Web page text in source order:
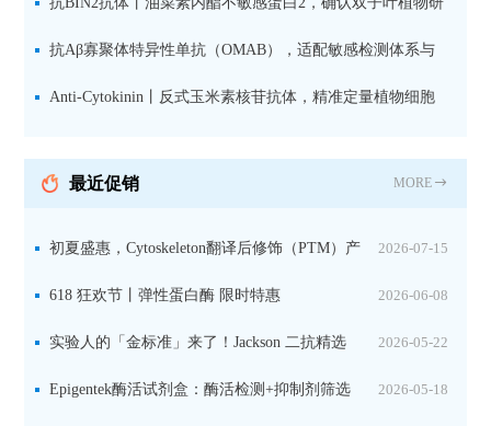
究数据特异性
抗Aβ寡聚体特异性单抗（OMAB），适配敏感检测体系与
活细胞实验
Anti-Cytokinin丨反式玉米素核苷抗体，精准定量植物细胞
最近促销 MORE
2026-07-15
初夏盛惠，Cytoskeleton翻译后修饰（PTM）产
品线放价啦！ 2026-06-08
618 狂欢节丨弹性蛋白酶 限时特惠
2026-05-22
实验人的「金标准」来了！Jackson 二抗精选
限时一口价，手慢无！ 2026-05-18
Epigentek酶活试剂盒：酶活检测+抑制剂筛选